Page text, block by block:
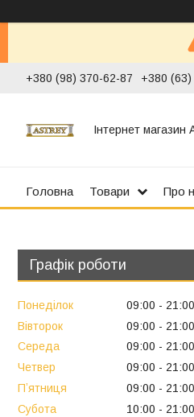
+380 (98) 370-62-87 +380
Інтернет магазин
Головна Товари Про
Графік роботи
Понеділок 09:00
21:00
Вівторок
09:00
21:00
Середа
09:00
21:00
Четвер
09:00
21:00
Пʼятниця
09:00
21:00
Субота
10:00
21:00